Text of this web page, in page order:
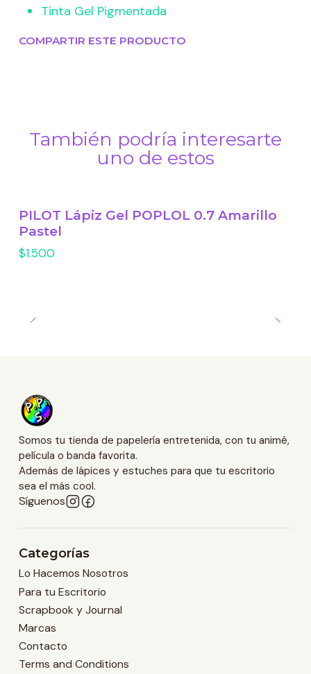
Tinta Gel Pigmentada
COMPARTIR ESTE PRODUCTO
También podría interesarte
uno de estos
PILOT Lápiz Gel POPLOL 0.7 Amarillo
Pastel
$1.500
Somos tu tienda de papelería entretenida, con tu animé,
película o banda favorita.
Además de lápices y estuches para que tu escritorio
sea el más cool.
Síguenos
Categorías
Lo Hacemos Nosotros
Para tu Escritorio
Scrapbook y Journal
Marcas
Contacto
Terms and Conditions